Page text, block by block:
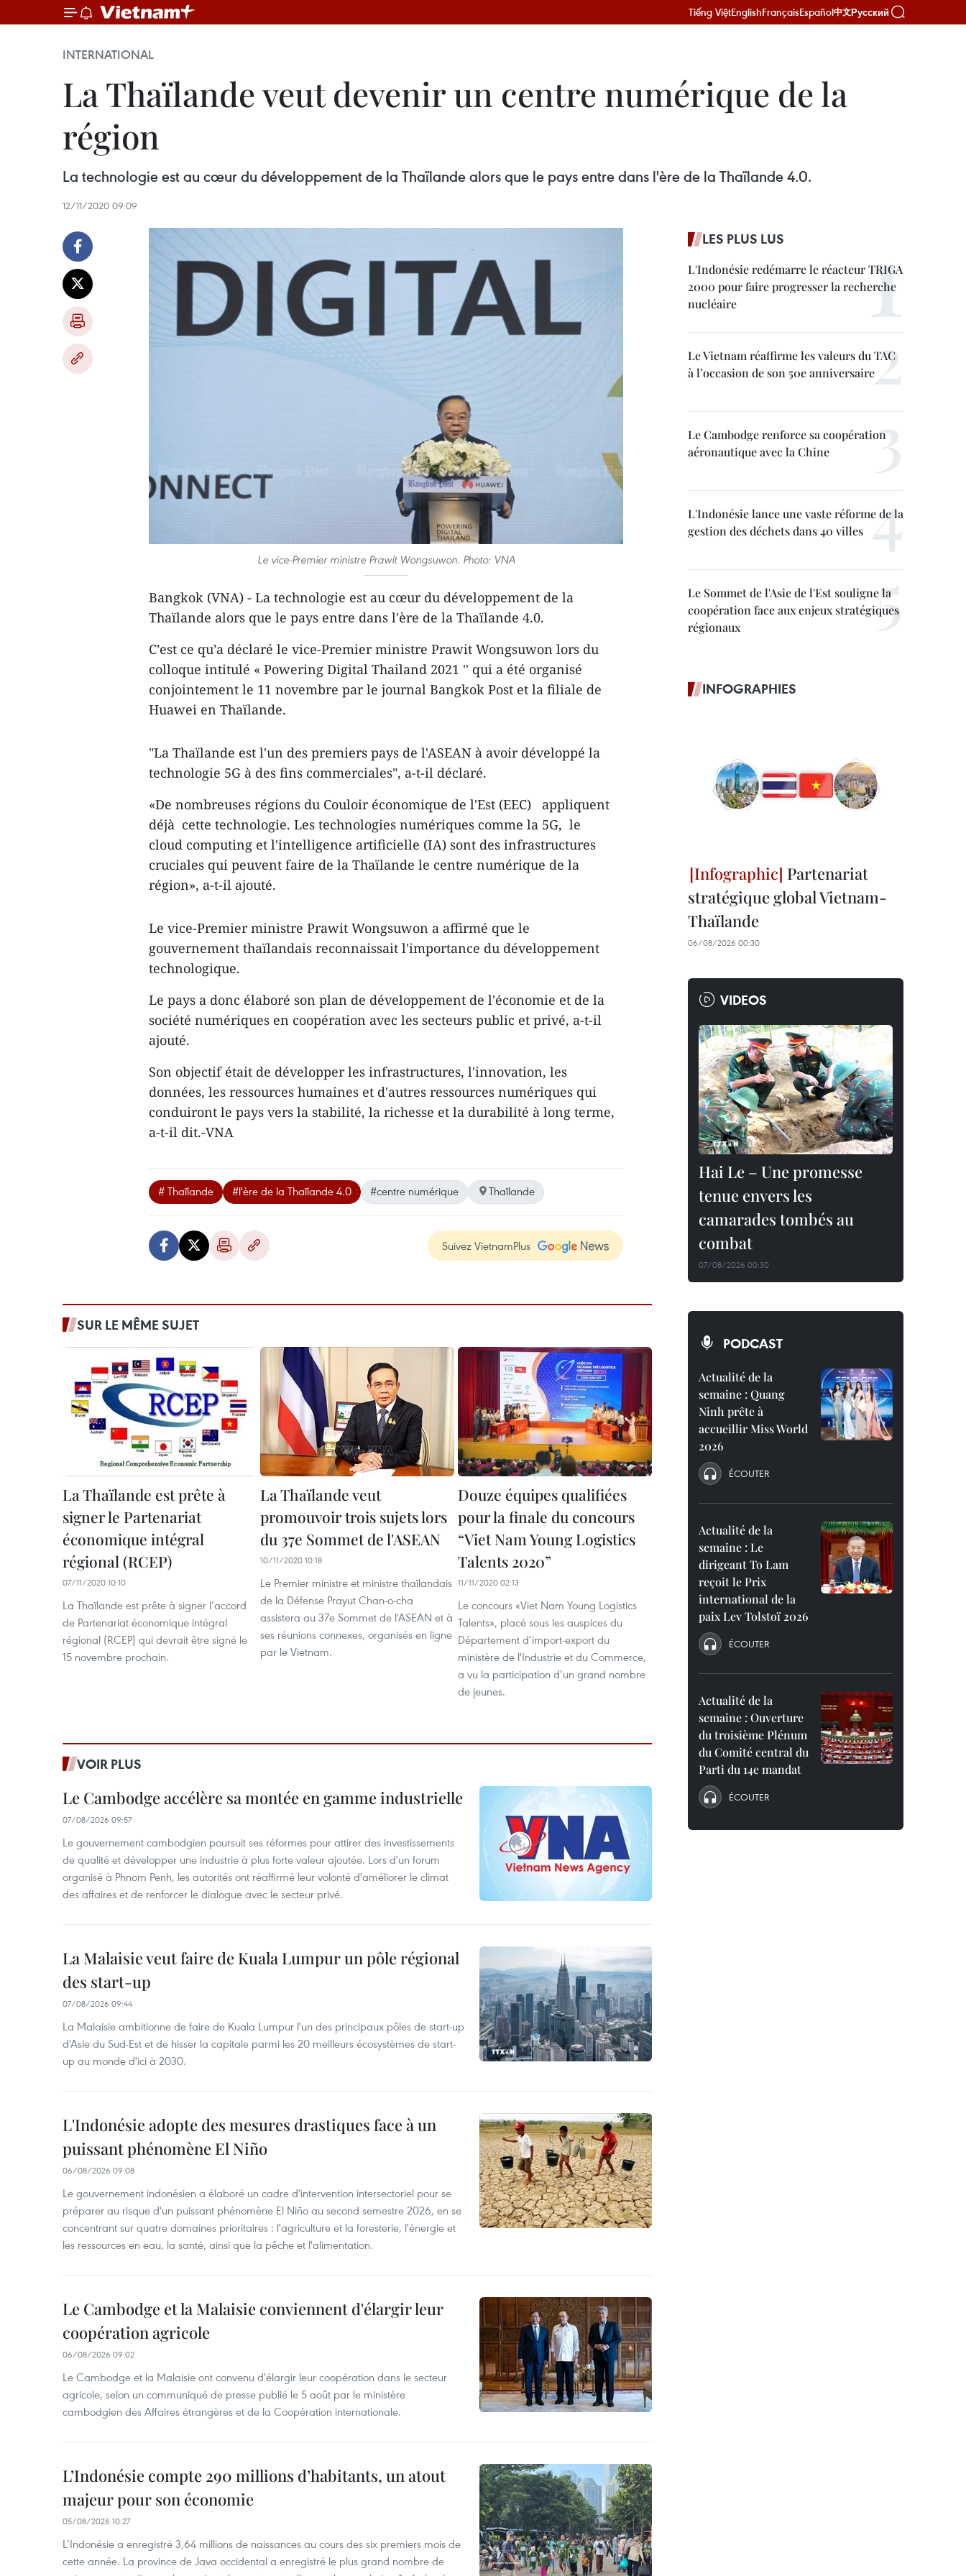
Tiếng ViệtEnglishFrançaisEspañol中文Русский
INTERNATIONAL
La Thaïlande veut devenir un centre numérique de la
région
La technologie est au cœur du développement de la Thaïlande alors que le pays entre dans l'ère de la Thaïlande 4.0.
12/11/2020 09:09
Le vice-Premier ministre Prawit Wongsuwon. Photo: VNA
Bangkok (VNA) - La technologie est au cœur du développement de la
Thaïlande alors que le pays entre dans l'ère de la Thaïlande 4.0.
C’est ce qu’a déclaré le vice-Premier ministre Prawit Wongsuwon lors du
colloque intitulé « Powering Digital Thailand 2021 '' qui a été organisé
conjointement le 11 novembre par le journal Bangkok Post et la filiale de
Huawei en Thaïlande.
"La Thaïlande est l'un des premiers pays de l'ASEAN à avoir développé la
technologie 5G à des fins commerciales", a-t-il déclaré.
«De nombreuses régions du Couloir économique de l'Est (EEC) appliquent
déjà cette technologie. Les technologies numériques comme la 5G, le
cloud computing et l'intelligence artificielle (IA) sont des infrastructures
cruciales qui peuvent faire de la Thaïlande le centre numérique de la
région», a-t-il ajouté.
Le vice-Premier ministre Prawit Wongsuwon a affirmé que le
gouvernement thaïlandais reconnaissait l'importance du développement
technologique.
Le pays a donc élaboré son plan de développement de l'économie et de la
société numériques en coopération avec les secteurs public et privé, a-t-il
ajouté.
Son objectif était de développer les infrastructures, l'innovation, les
données, les ressources humaines et d'autres ressources numériques qui
conduiront le pays vers la stabilité, la richesse et la durabilité à long terme,
a-t-il dit.-VNA
# Thaïlande #l'ère de la Thaïlande 4.0 #centre numérique Thaïlande
Suivez VietnamPlus
SUR LE MÊME SUJET
La Thaïlande est prête à
signer le Partenariat
économique intégral
régional (RCEP)
07/11/2020 10:10
La Thaïlande est prête à signer l’accord
de Partenariat économique intégral
régional (RCEP) qui devrait être signé le
15 novembre prochain.
La Thaïlande veut
promouvoir trois sujets lors
du 37e Sommet de l'ASEAN
10/11/2020 10:18
Le Premier ministre et ministre thaïlandais
de la Défense Prayut Chan-o-cha
assistera au 37e Sommet de l'ASEAN et à
ses réunions connexes, organisés en ligne
par le Vietnam.
Douze équipes qualifiées
pour la finale du concours
“Viet Nam Young Logistics
Talents 2020”
11/11/2020 02:13
Le concours «Viet Nam Young Logistics
Talents», placé sous les auspices du
Département d’import-export du
ministère de l'Industrie et du Commerce,
a vu la participation d’un grand nombre
de jeunes.
VOIR PLUS
Le Cambodge accélère sa montée en gamme industrielle
07/08/2026 09:57
Le gouvernement cambodgien poursuit ses réformes pour attirer des investissements
de qualité et développer une industrie à plus forte valeur ajoutée. Lors d'un forum
organisé à Phnom Penh, les autorités ont réaffirmé leur volonté d'améliorer le climat
des affaires et de renforcer le dialogue avec le secteur privé.
La Malaisie veut faire de Kuala Lumpur un pôle régional
des start-up
07/08/2026 09:44
La Malaisie ambitionne de faire de Kuala Lumpur l'un des principaux pôles de start-up
d'Asie du Sud-Est et de hisser la capitale parmi les 20 meilleurs écosystèmes de start-
up au monde d'ici à 2030.
L'Indonésie adopte des mesures drastiques face à un
puissant phénomène El Niño
06/08/2026 09:08
Le gouvernement indonésien a élaboré un cadre d'intervention intersectoriel pour se
préparer au risque d'un puissant phénomène El Niño au second semestre 2026, en se
concentrant sur quatre domaines prioritaires : l'agriculture et la foresterie, l'énergie et
les ressources en eau, la santé, ainsi que la pêche et l'alimentation.
Le Cambodge et la Malaisie conviennent d'élargir leur
coopération agricole
06/08/2026 09:02
Le Cambodge et la Malaisie ont convenu d'élargir leur coopération dans le secteur
agricole, selon un communiqué de presse publié le 5 août par le ministère
cambodgien des Affaires étrangères et de la Coopération internationale.
L’Indonésie compte 290 millions d’habitants, un atout
majeur pour son économie
05/08/2026 10:27
L’Indonésie a enregistré 3,64 millions de naissances au cours des six premiers mois de
cette année. La province de Java occidental a enregistré le plus grand nombre de
LES PLUS LUS
L'Indonésie redémarre le réacteur TRIGA
2000 pour faire progresser la recherche
nucléaire
Le Vietnam réaffirme les valeurs du TAC
à l’occasion de son 50e anniversaire
Le Cambodge renforce sa coopération
aéronautique avec la Chine
L'Indonésie lance une vaste réforme de la
gestion des déchets dans 40 villes
Le Sommet de l'Asie de l'Est souligne la
coopération face aux enjeux stratégiques
régionaux
INFOGRAPHIES
Partenariat
stratégique global Vietnam-
Thaïlande
06/08/2026 00:30
VIDEOS
Hai Le – Une promesse
tenue envers les
camarades tombés au
combat
07/08/2026 00:30
PODCAST
Actualité de la
semaine : Quang
Ninh prête à
accueillir Miss World
2026
ÉCOUTER
Actualité de la
semaine : Le
dirigeant To Lam
reçoit le Prix
international de la
paix Lev Tolstoï 2026
ÉCOUTER
Actualité de la
semaine : Ouverture
du troisième Plénum
du Comité central du
Parti du 14e mandat
ÉCOUTER